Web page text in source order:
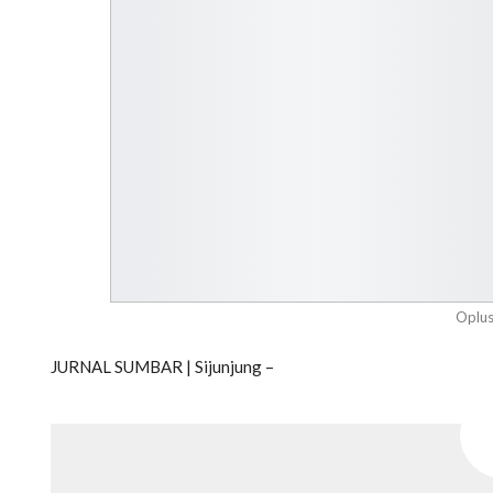
JURNAL SUMBAR | Sijunjung –